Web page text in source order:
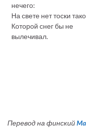
нечего:
На свете нет тоски
Которой снег бы не
вылечивал.
Перевод на финский